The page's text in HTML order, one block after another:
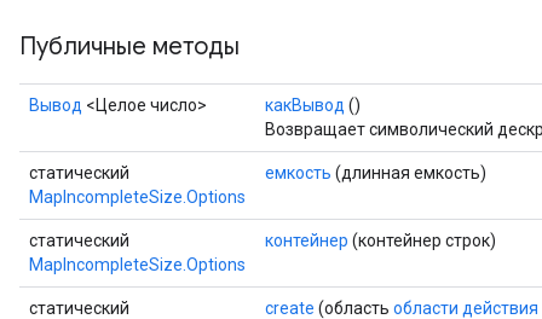
Публичные методы
Вывод <Целое число> какВывод ()
Возвращает символический
статический
MapIncompleteSize.Options
емкость (длинная емкость)
статический
MapIncompleteSize.Options
контейнер (контейнер строк)
статический
create (область области действия